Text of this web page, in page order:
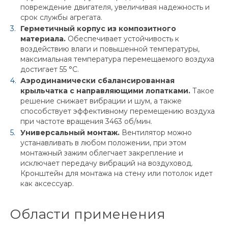
повреждение двигателя, увеличивая надежность и
срок службы агрегата.
Герметичный корпус из композитного
материала. Обеспечивает устойчивость к
воздействию влаги и повышенной температуры,
максимальная температура перемещаемого воздуха
достигает 55 °C.
Аэродинамически сбалансированная
крыльчатка с направляющими лопатками. Такое
решение снижает вибрации и шум, а также
способствует эффективному перемещению воздуха
при частоте вращения 3463 об/мин.
Универсальный монтаж. Вентилятор можно
устанавливать в любом положении, при этом
монтажный зажим облегчает закрепление и
исключает передачу вибраций на воздуховод.
Кронштейн для монтажа на стену или потолок идет
как аксессуар.
Области применения